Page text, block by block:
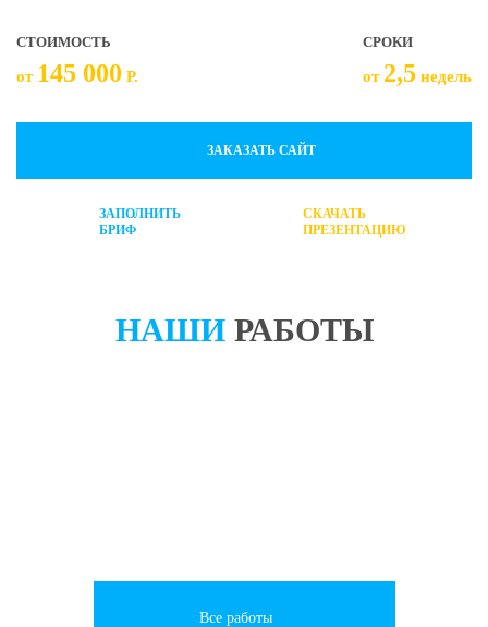
СТОИМОСТЬ
от 145 000 Р.
СРОКИ
от 2,5 недель
ЗАКАЗАТЬ САЙТ
ЗАПОЛНИТЬ
БРИФ
СКАЧАТЬ
ПРЕЗЕНТАЦИЮ
НАШИРАБОТЫ
Все работы